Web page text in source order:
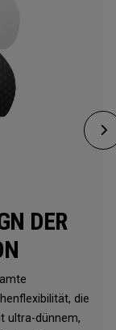
DER
die
ultra-dünnem,